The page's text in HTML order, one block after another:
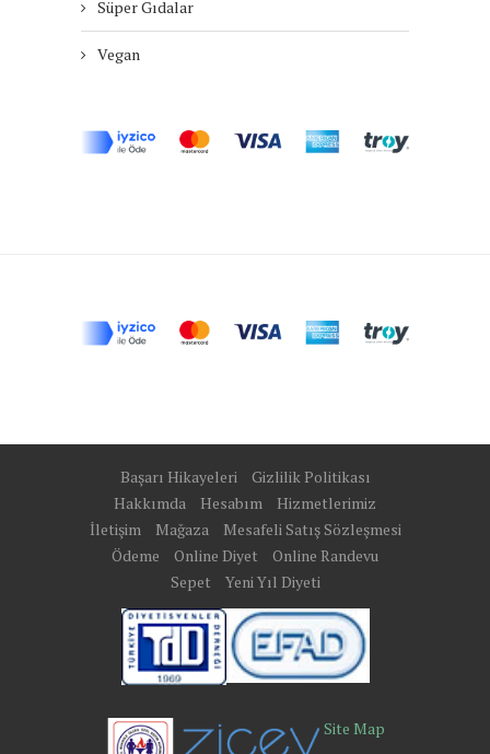
Süper Gıdalar
Vegan
Başarı Hikayeleri
Gizlilik Politikası
Hakkımda
Hesabım
Hizmetlerimiz
İletişim
Mağaza
Mesafeli Satış Sözleşmesi
Ödeme
Online Diyet
Online Randevu
Sepet
Yeni Yıl Diyeti
Site Map